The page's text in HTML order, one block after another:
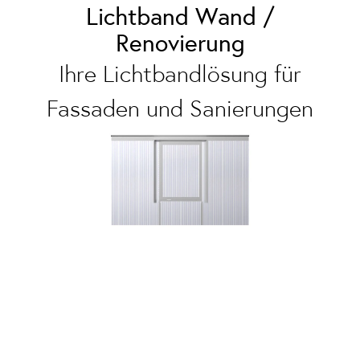
Lichtband Wand /
Renovierung
Ihre Lichtbandlösung für
Fassaden und Sanierungen